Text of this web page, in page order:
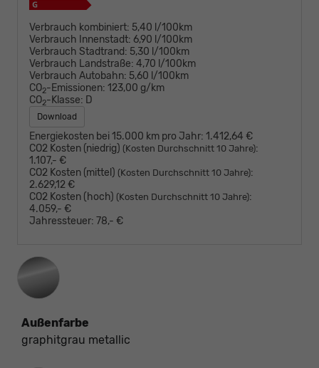
Verbrauch kombiniert: 5,40 l/100km
Verbrauch Innenstadt: 6,90 l/100km
Verbrauch Stadtrand: 5,30 l/100km
Verbrauch Landstraße: 4,70 l/100km
Verbrauch Autobahn: 5,60 l/100km
CO2-Emissionen: 123,00 g/km
CO2-Klasse: D
Download
Energiekosten bei 15.000 km pro Jahr: 1.412,64 €
CO2 Kosten (niedrig) (Kosten Durchschnitt 10 Jahre):
1.107,- €
CO2 Kosten (mittel) (Kosten Durchschnitt 10 Jahre):
2.629,12 €
CO2 Kosten (hoch) (Kosten Durchschnitt 10 Jahre):
4.059,- €
Jahressteuer: 78,- €
Außenfarbe
graphitgrau metallic